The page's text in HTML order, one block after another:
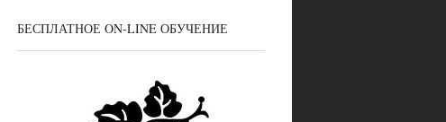
БЕСПЛАТНОЕ ON-LINE ОБУЧЕНИЕ